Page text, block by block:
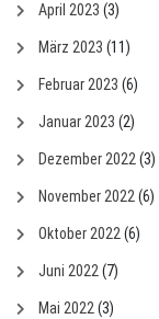
April 2023 (3)
März 2023 (11)
Februar 2023 (6)
Januar 2023 (2)
Dezember 2022(3)
November 2022(6)
Oktober 2022(6)
Juni 2022(7)
Mai 2022(3)